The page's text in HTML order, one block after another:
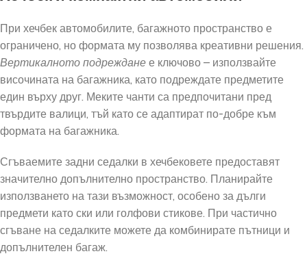
При хечбек автомобилите, багажното пространство е
ограничено, но формата му позволява креативни решения.
Вертикалното подреждане е ключово – използвайте
височината на багажника, като подреждате предметите
един върху друг. Меките чанти са предпочитани пред
твърдите валици, тъй като се адаптират по-добре към
формата на багажника.
Сгъваемите задни седалки в хечбековете предоставят
значително допълнително пространство. Планирайте
използването на тази възможност, особено за дълги
предмети като ски или голфови стикове. При частично
сгъване на седалките можете да комбинирате пътници и
допълнителен багаж.